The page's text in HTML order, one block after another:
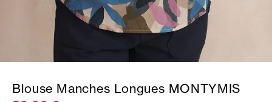
Blouse Manches Longues MONTYMIS